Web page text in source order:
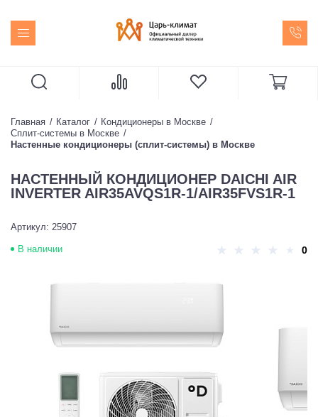
Главная Каталог
Кондиционеры в Москве
Сплит-системы в Москве
Настенные кондиционеры (сплит-системы) в Москве
НАСТЕННЫЙ КОНДИЦИОНЕР DAICHI AIR
INVERTER AIR35AVQS1R-1/AIR35FVS1R-1
Артикул: 25907
В наличии 0